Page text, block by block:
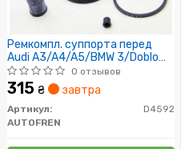
Ремкомпл. суппорта перед
Audi A3/A4/A5/BMW 3/Doblo
10-/Focus/Connect 57mm
0 отзывов
315 ₴ завтра
Артикул:
D4592
AUTOFREN